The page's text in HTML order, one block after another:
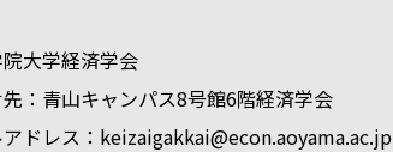
大学経済学会
キャンパス8号館6階経済学会
：keizaigakkai@econ.aoyama.ac.jp